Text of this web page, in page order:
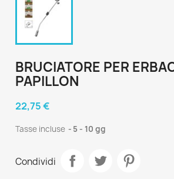
BRUCIATORE PER
PAPILLON
22,75 €
Tasse incluse 5 - 10 gg
Condividi